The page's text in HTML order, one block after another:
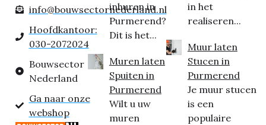
info@bouwsectornederland.nl
Hoofdkantoor:
030-2072024
Bouwsector
Nederland
Ga naar onze
webshop
inhuren in
Purmerend?
Dit is het...
Muren laten
Spuiten in
Purmerend
Wilt u uw
muren
in het
realiseren...
Muur laten
Stucen in
Purmerend
Je muur stucen
is een
populaire